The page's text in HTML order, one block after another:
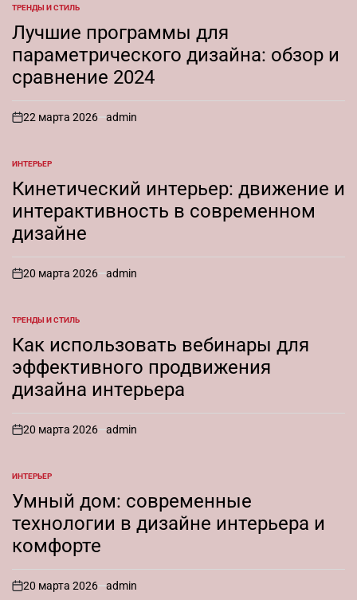
ОПУБЛИКОВАНО
В
ТРЕНДЫ И СТИЛЬ
Лучшие программы для
параметрического дизайна: обзор и
сравнение 2024
on
22 марта 2026 admin
ОПУБЛИКОВАНО
В
ИНТЕРЬЕР
Кинетический интерьер: движение и
интерактивность в современном
дизайне
on
20 марта 2026 admin
ОПУБЛИКОВАНО
В
ТРЕНДЫ И СТИЛЬ
Как использовать вебинары для
эффективного продвижения
дизайна интерьера
on
20 марта 2026 admin
ОПУБЛИКОВАНО
В
ИНТЕРЬЕР
Умный дом: современные
технологии в дизайне интерьера и
комфорте
on
20 марта 2026 admin